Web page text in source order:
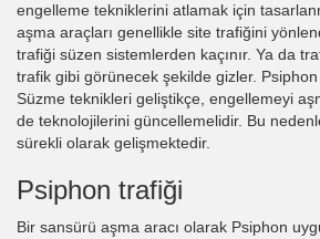
engelleme tekniklerini atlamak için
aşma araçları genellikle site trafiğini
trafiği süzen sistemlerden kaçınır. Ya da
trafik gibi görünecek şekilde gizler.
Süzme teknikleri geliştikçe, engellemeyi
de teknolojilerini güncellemelidir. Bu
sürekli olarak gelişmektedir.
Psiphon trafiği
Bir sansürü aşma aracı olarak Psiphon